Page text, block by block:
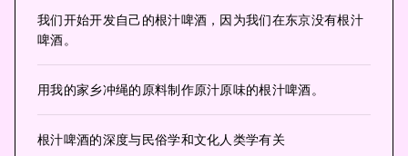
我们开始开发自己的根汁啤酒，因为我们在东京没有根汁
啤酒。
用我的家乡冲绳的原料制作原汁原味的根汁啤酒。
根汁啤酒的深度与民俗学和文化人类学有关